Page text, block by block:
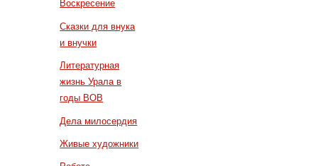
Воскресение
Сказки для внука
и внучки
Литературная
жизнь Урала в
годы ВОВ
Дела милосердия
Живые художники